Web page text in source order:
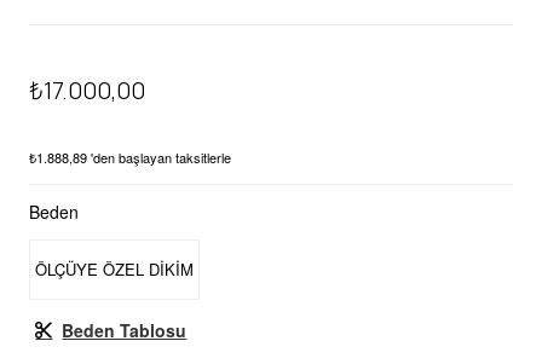
₺17.000,00
₺1.888,89 'den başlayan taksitlerle
Beden
ÖLÇÜYE ÖZEL DİKİM
Beden Tablosu